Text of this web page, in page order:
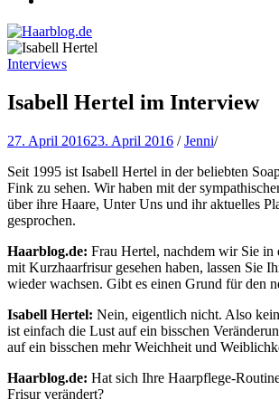
Haarblog.de
Haarpflege | Haarstyling | Beauty | Entertainment
Interviews
Isabell Hertel im Interview
27. April 201623. April 2016 /Jenni/
Seit 1995 ist Isabell Hertel in der beliebten
Fink zu sehen. Wir haben mit der
über ihre Haare, Unter Uns und ihr aktuelles
gesprochen.
Haarblog.de: Frau Hertel, nachdem wir Sie in
mit Kurzhaarfrisur gesehen haben, lassen Sie
wieder wachsen. Gibt es einen Grund für den
Isabell Hertel: Nein, eigentlich nicht. Also
ist einfach die Lust auf ein bisschen
auf ein bisschen mehr Weichheit und
Haarblog.de: Hat sich Ihre Haarpflege-
Frisur verändert?